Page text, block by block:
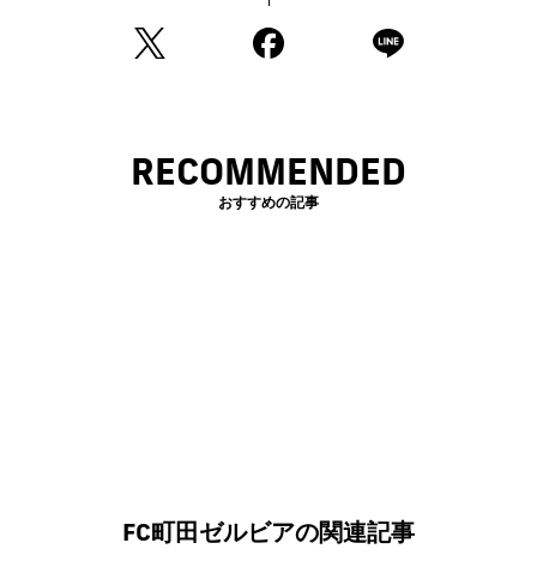
RECOMMENDED
おすすめの記事
FC町田ゼルビアの関連記事